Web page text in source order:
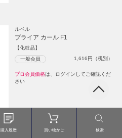
購入履歴 買い物かご 検索
ルベル
プライア カール F1
【化粧品】
一般会員 1,616円（税別）
プロ会員価格は、ログインしてご確認くだ
さい